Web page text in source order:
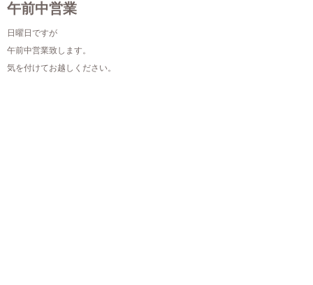
午前中営業
日曜日ですが
午前中営業致します。
気を付けてお越しください。